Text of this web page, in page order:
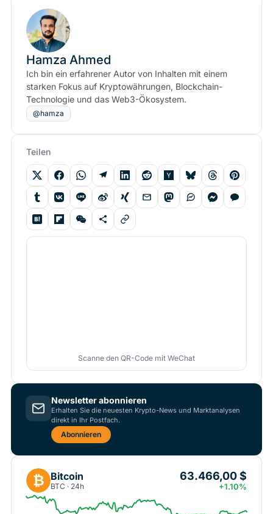
Hamza Ahmed
Ich bin ein erfahrener Autor von Inhalten mit einem
starken Fokus auf Kryptowährungen, Blockchain-
Technologie und das Web3-Ökosystem.
@hamza
Teilen
Scanne den QR-Code mit WeChat
Newsletter abonnieren
Erhalten Sie die neuesten Krypto-News und Marktanalysen
direkt in Ihr Postfach.
Abonnieren
₿ Bitcoin
BTC · 24h
63.466,00 $
+1.10%